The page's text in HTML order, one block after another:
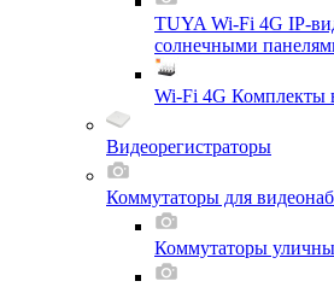
TUYA Wi-Fi 4G IP-
солнечными
Wi-Fi 4G Комплекты
Видеорегистраторы
Коммутаторы для
Коммутаторы